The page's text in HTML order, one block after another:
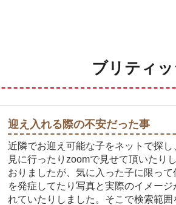
ブリティ
迎え入れる際の不安だった事
近隣でお迎え可能な子をネットで探し
見に行ったりzoomで見せて頂いたり
おりましたが、気に入った子に限って
を発症してたり写真と実際のイメージ
れていたりしました。そこで検索範囲